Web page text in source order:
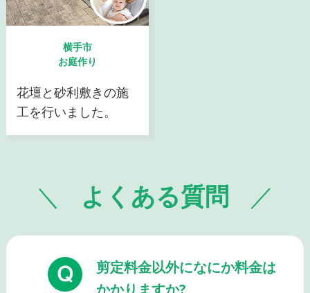
横手市
お庭作り
花壇と砂利敷きの施
工を行いました。
よくある質問
剪定料金以外になにか料金は
かかりますか?